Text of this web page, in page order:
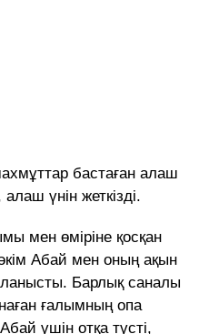
бастаған алаш
үнін жеткізді.
мен өміріне қосқан
Абай мен оның ақын
Барлық саналы
ғалымның опа
үшін отқа түсті,